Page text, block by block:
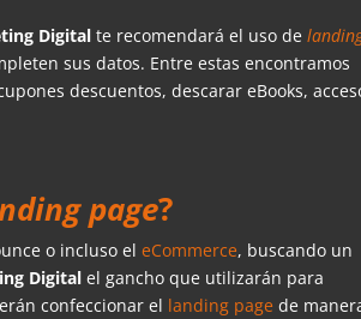
Digital te recomendará el uso de
sus datos. Entre estas encontramos
descuentos, descarar eBooks,
page?
o incluso eleCommerce, buscando un
Digital el gancho que utilizarán para
confeccionar el landing page de